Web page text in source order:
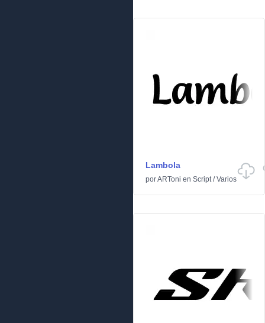
Lambola
porARToni en Script/Varios